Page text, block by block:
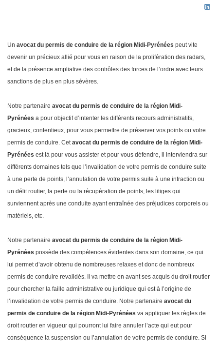
Un avocat du permis de conduire de la région Midi-Pyrénées peut vite
devenir un précieux allié pour vous en raison de la prolifération des radars,
et de la présence ampliative des contrôles des forces de l’ordre avec leurs
sanctions de plus en plus sévères.
Notre partenaire avocat du permis de conduire de la région Midi-
Pyrénées a pour objectif d’intenter les différents recours administratifs,
gracieux, contentieux, pour vous permettre de préserver vos points ou votre
permis de conduire. Cetavocat du permis de conduire de la région Midi-
Pyrénées est là pour vous assister et pour vous défendre, il interviendra sur
différents domaines tels que l’invalidation de votre permis de conduire suite
à une perte de points, l’annulation de votre permis suite à une infraction ou
un délit routier, la perte ou la récupération de points, les litiges qui
surviennent après une conduite ayant entraînée des préjudices corporels ou
matériels, etc.
Notre partenaire avocat du permis de conduire de la région Midi-
Pyrénées possède des compétences évidentes dans son domaine, ce qui
lui permet d’avoir obtenu de nombreuses relaxes et donc de nombreux
permis de conduire revalidés. Il va mettre en avant ses acquis du droit routier
pour chercher la faille administrative ou juridique qui est à l’origine de
l’invalidation de votre permis de conduire. Notre partenaire avocat du
permis de conduire de la région Midi-Pyrénées va appliquer les règles de
droit routier en vigueur qui pourront lui faire annuler l’acte qui eut pour
conséquence la suspension ou l’annulation de votre permis de conduire. Si